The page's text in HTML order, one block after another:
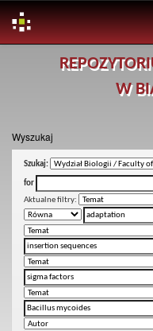
W
Wyszukaj
Szukaj:
for
Aktualne filtry: